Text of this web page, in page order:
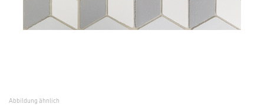
Abbildung ähnlich